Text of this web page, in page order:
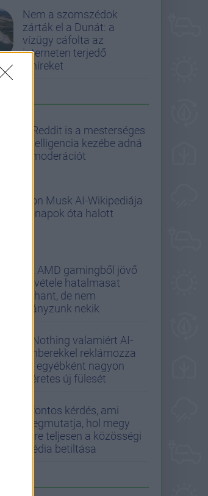
Nem a szomszédok
zárták el a Dunát: a
vízügy cáfolta az
interneten terjedő
álhíreket
A Reddit is a mesterséges
intelligencia kezébe adná
a moderációt
Elon Musk AI-Wikipediája
hónapok óta halott
Az AMD gamingből jövő
bevétele hatalmasat
zuhant, de nem
hiányzunk nekik
A Nothing valamiért AI-
emberekkel reklámozza
az egyébként nagyon
ígéretes új fülesét
5 fontos kérdés, ami
megmutatja, hol megy
félre teljesen a közösségi
média betiltása